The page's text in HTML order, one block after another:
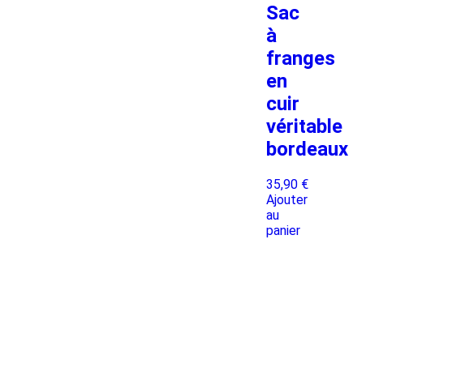
Sac
à
franges
en
cuir
véritable
bordeaux
35,90 €
Ajouter
au
panier